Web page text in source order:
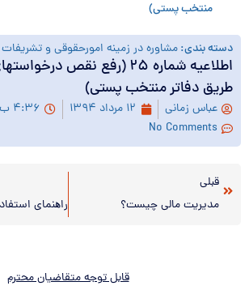
منتخب پستی)
دسته بندی:مشاوره در زمینه امورحقوقی و تشریفات
اطلاعیه شماره ۲۵ (رفع نقص
طریق دفاتر منتخب پستی)
عباس زمانی ۱۲ مرداد ۱۳۹۴
۴:۳۶ ب.ظ
No Comments
قبلی
مدیریت مالی چیست؟
قابل توجه متقاضیان محترم